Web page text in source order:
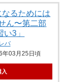
るためには
ん〜第二部
い3」
バ
03月25日頃